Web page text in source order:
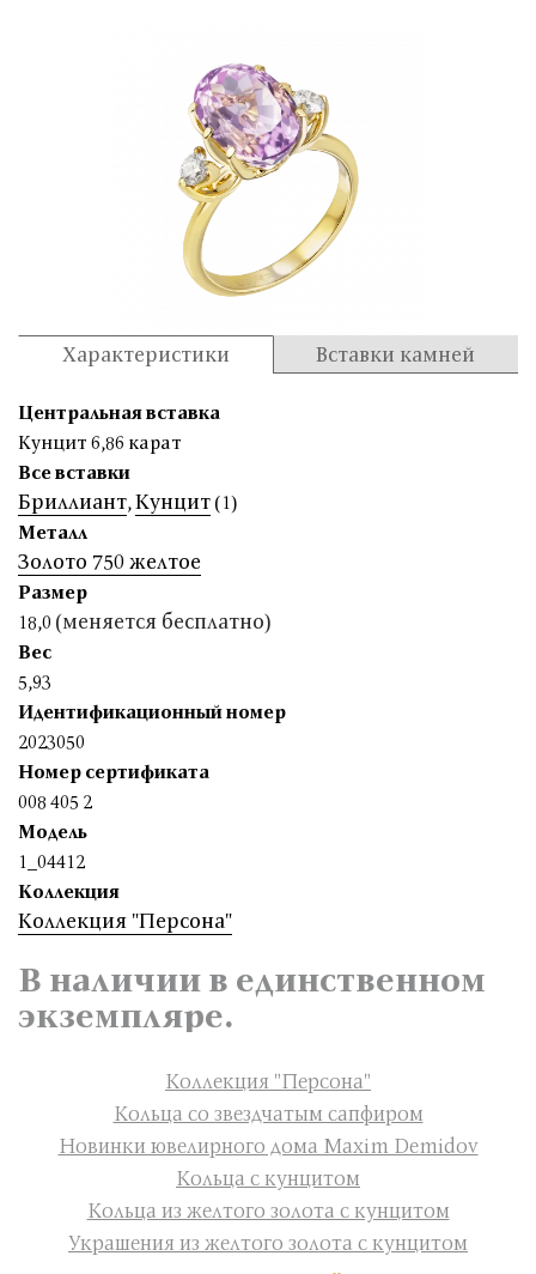
Характеристики Вставки камней
Центральная вставка
Кунцит 6,86 карат
Все вставки
Бриллиант,Кунцит (1)
Металл
Золото 750 желтое
Размер
18,0 (меняется бесплатно)
Вес
5,93
Идентификационный номер
2023050
Номер сертификата
008 405 2
Модель
1_04412
Коллекция
Коллекция "Персона"
В наличии в единственном
экземпляре.
Коллекция "Персона"
Кольца со звездчатым сапфиром
Новинки ювелирного дома Maxim Demidov
Кольца с кунцитом
Кольца из желтого золота с кунцитом
Украшения из желтого золота с кунцитом